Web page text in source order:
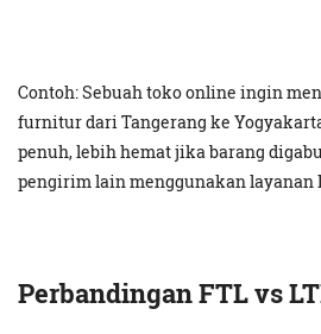
Contoh: Sebuah toko online ingin
furnitur dari Tangerang ke
penuh, lebih hemat jika barang
pengirim lain menggunakan layanan
Perbandingan FTL vs